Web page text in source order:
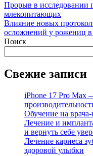
Прорыв в исследовании
млекопитающих
Влияние новых
осложнений у рожениц в
Поиск
Свежие записи
iPhone 17 Pro Max
Обучение на врача-
Лечение и
и вернуть себе
Лечение кариеса
здоровой улыбки